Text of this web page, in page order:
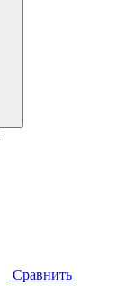
Сравнить